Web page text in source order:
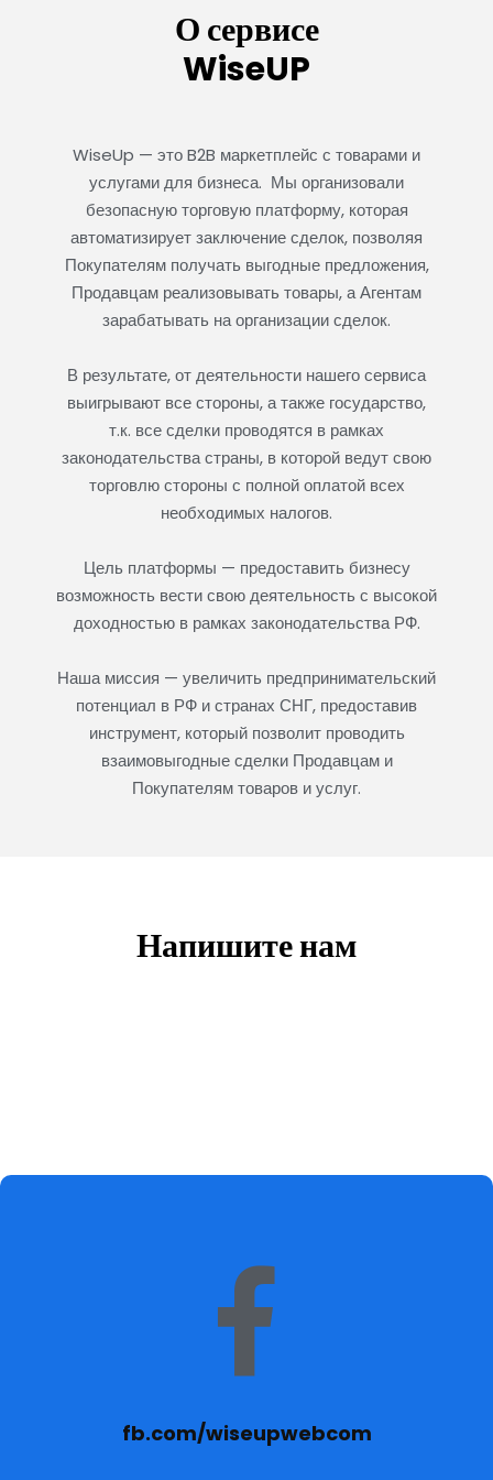
Сайт для услуг автопроката
₽728,200
Лицензионный договор использования объёмного
₽837,900
О сервисе
WiseUP
WiseUp — это B2B маркетплейс с товарами и
услугами для бизнеса. Мы организовали
безопасную торговую платформу, которая
автоматизирует заключение сделок, позволяя
Покупателям получать выгодные предложения,
Продавцам реализовывать товары, а Агентам
зарабатывать на организации сделок.
В результате, от деятельности нашего сервиса
выигрывают все стороны, а также государство,
т.к. все сделки проводятся в рамках
законодательства страны, в которой ведут свою
торговлю стороны с полной оплатой всех
необходимых налогов.
Цель платформы — предоставить бизнесу
возможность вести свою деятельность с высокой
доходностью в рамках законодательства РФ.
Наша миссия — увеличить предпринимательский
потенциал в РФ и странах СНГ, предоставив
инструмент, который позволит проводить
взаимовыгодные сделки Продавцам и
Покупателям товаров и услуг.
Напишите нам
fb.com/wiseupwebcom